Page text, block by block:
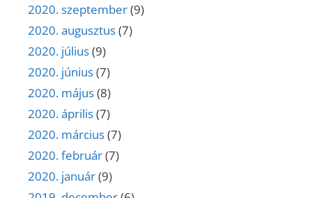
2020. szeptember(9)
2020. augusztus(7)
2020. július(9)
2020. június(7)
2020. május(8)
2020. április(7)
2020. március(7)
2020. február(7)
2020. január(9)